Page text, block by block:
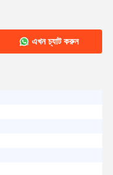
এখন চ্যাট করুন